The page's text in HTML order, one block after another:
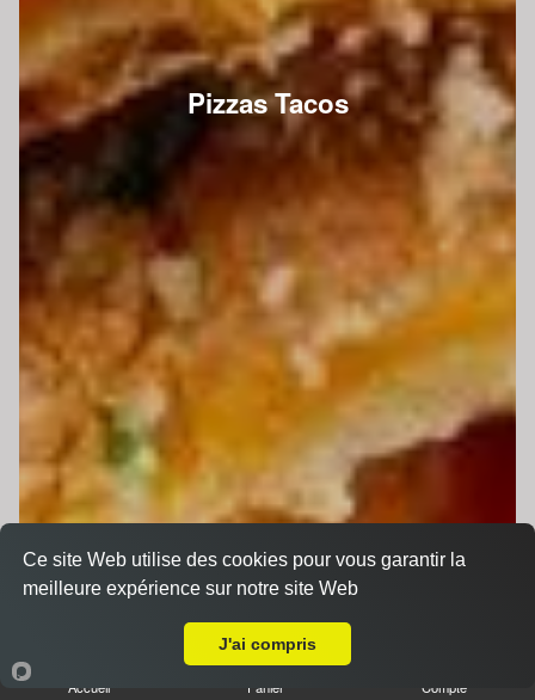
Pizzas Tacos
Accueil Panier Compte
Ce site Web utilise des cookies pour vous garantir la
meilleure expérience sur notre site Web
J'ai compris